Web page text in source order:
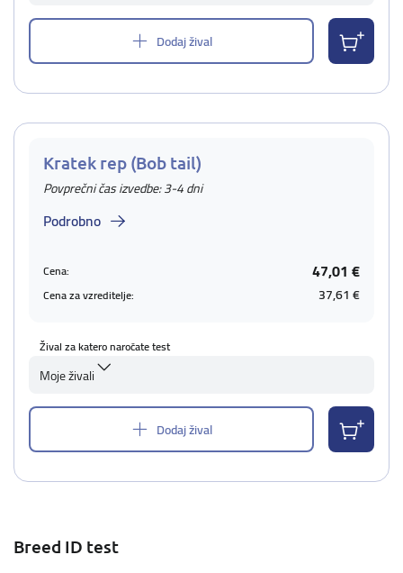
Dodaj žival
Kratek rep (Bob tail)
Povprečni čas izvedbe: 3-4 dni
Podrobno
Cena: 47,01 €
Cena za vzreditelje: 37,61 €
Žival za katero naročate test
Moje živali
Dodaj žival
Breed ID test